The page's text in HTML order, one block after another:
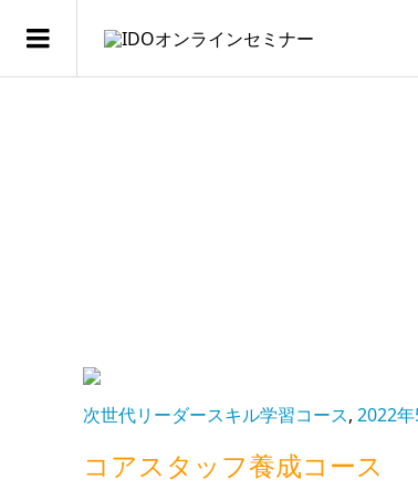
次世代リーダースキル学習コース, 2022年
コアスタッフ養成コース